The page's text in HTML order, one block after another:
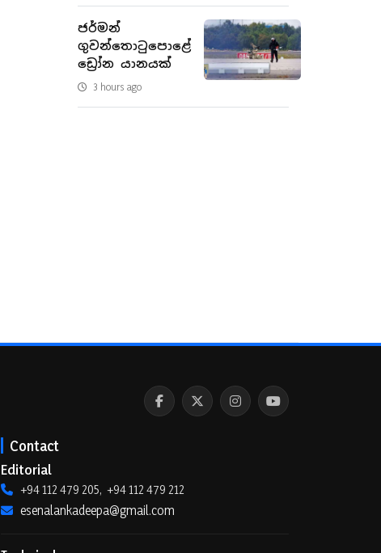
ජර්මන්
ගුවන්තොටුපොළේ
ඩ්‍රෝන යානයක්
3 hours ago
Contact
Editorial
+94 112 479 205, +94 112 479 212
esenalankadeepa@gmail.com